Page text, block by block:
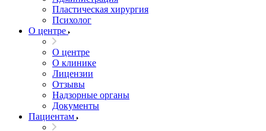
Пластическая хирургия
Психолог
О центре
О центре
О клинике
Лицензии
Отзывы
Надзорные органы
Документы
Пациентам